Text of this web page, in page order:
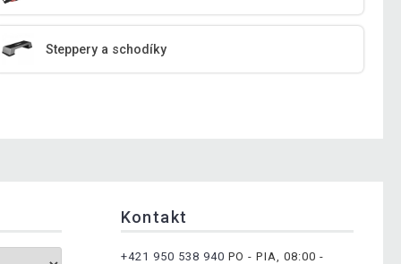
Steppery a schodíky
Kontakt
+421 950 538 940 PO - PIA, 08:00 -